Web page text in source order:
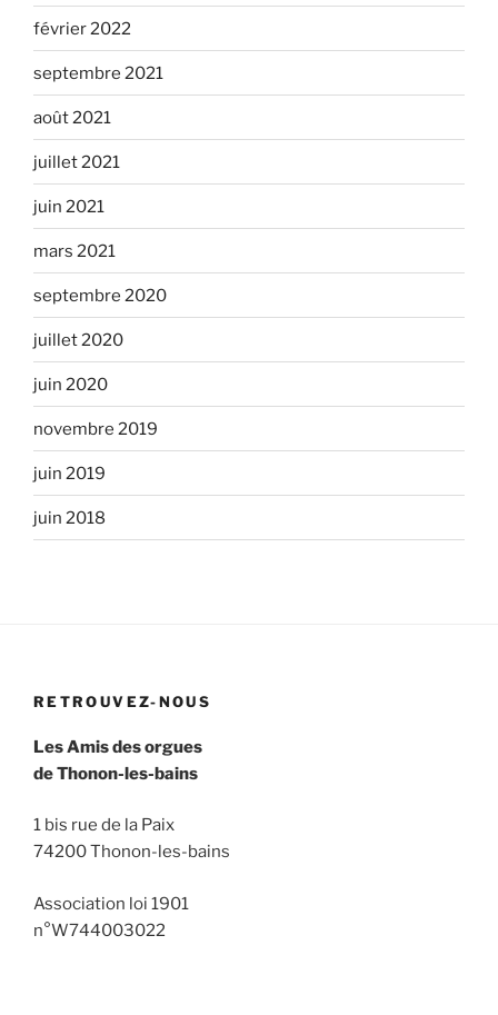
février 2022
septembre 2021
août 2021
juillet 2021
juin 2021
mars 2021
septembre 2020
juillet 2020
juin 2020
novembre 2019
juin 2019
juin 2018
RETROUVEZ-NOUS
Les Amis des orgues
de Thonon-les-bains
1 bis rue de la Paix
74200 Thonon-les-bains
Association loi 1901
n°W744003022